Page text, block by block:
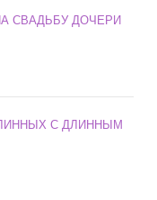
СВАДЬБУ ДОЧЕРИ
С ДЛИННЫМ